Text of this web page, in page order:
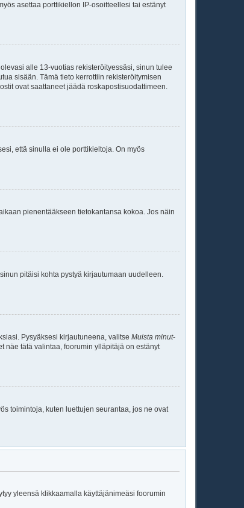
asettaa porttikiellon IP-osoitteellesi tai estänyt
alle 13-vuotias rekisteröityessäsi, sinun tulee
sisään. Tämä tieto kerrottiin rekisteröitymisen
ovat saattaneet jäädä roskapostisuodattimeen.
että sinulla ei ole porttikieltoja. On myös
pienentääkseen tietokantansa kokoa. Jos näin
pitäisi kohta pystyä kirjautumaan uudelleen.
Pysyäksesi kirjautuneena, valitse Muista minut-
näe tätä valintaa, foorumin ylläpitäjä on estänyt
toimintoja, kuten luettujen seurantaa, jos ne ovat
yleensä klikkaamalla käyttäjänimeäsi foorumin